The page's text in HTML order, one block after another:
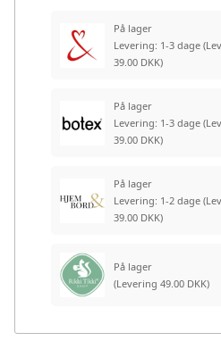
På lager
Levering: 1-3 dage
39.00 DKK)
På lager
Levering: 1-3 dage
39.00 DKK)
På lager
Levering: 1-2 dage
39.00 DKK)
På lager
(Levering 49.00 DKK)